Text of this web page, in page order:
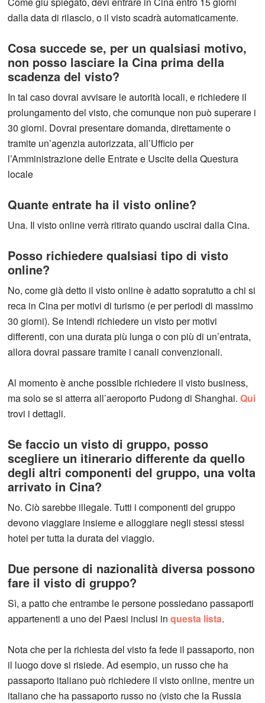
dalla data di rilascio, o il visto scadrà automaticamente.
Cosa succede se, per un qualsiasi motivo,
non posso lasciare la Cina prima della
scadenza del visto?
In tal caso dovrai avvisare le autorità locali, e richiedere il
prolungamento del visto, che comunque non può superare i
30 giorni. Dovrai presentare domanda, direttamente o
tramite un’agenzia autorizzata, all’Ufficio per
l’Amministrazione delle Entrate e Uscite della Questura
locale
Quante entrate ha il visto online?
Una. Il visto online verrà ritirato quando uscirai dalla Cina.
Posso richiedere qualsiasi tipo di visto
online?
No, come già detto il visto online è adatto sopratutto a chi si
reca in Cina per motivi di turismo (e per periodi di massimo
30 giorni). Se intendi richiedere un visto per motivi
differenti, con una durata più lunga o con più di un’entrata,
allora dovrai passare tramite i canali convenzionali.
Al momento è anche possible richiedere il visto business,
ma solo se si atterra all’aeroporto Pudong di Shanghai.Qui
trovi i dettagli.
Se faccio un visto di gruppo, posso
scegliere un itinerario differente da quello
degli altri componenti del gruppo, una volta
arrivato in Cina?
No. Ciò sarebbe illegale. Tutti i componenti del gruppo
devono viaggiare insieme e alloggiare negli stessi stessi
hotel per tutta la durata del viaggio.
Due persone di nazionalità diversa possono
fare il visto di gruppo?
Sì, a patto che entrambe le persone possiedano passaporti
appartenenti a uno dei Paesi inclusi inquesta lista.
Nota che per la richiesta del visto fa fede il passaporto, non
il luogo dove si risiede. Ad esempio, un russo che ha
passaporto italiano può richiedere il visto online, mentre un
italiano che ha passaporto russo no (visto che la Russia